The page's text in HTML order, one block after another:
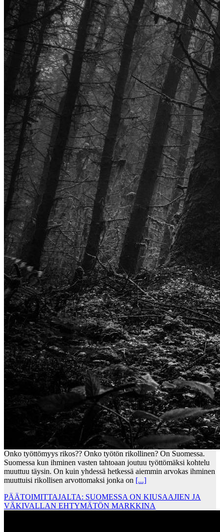
Onko työttömyys rikos?? Onko työtön rikollinen? On Suomessa.
Suomessa kun ihminen vasten tahtoaan joutuu työttömäksi kohtelu
muuttuu täysin. On kuin yhdessä hetkessä aiemmin arvokas ihminen
muuttuisi rikollisen arvottomaksi jonka on [...]
PÄÄTOIMITTAJALTA: SUOMESSA ON KIUSAAJIEN JA
VÄKIVALLAN EHTYMÄTÖN MARKKINA